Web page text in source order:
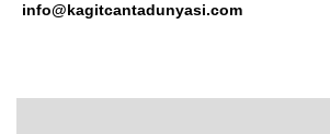
info@kagitcantadunyasi.com